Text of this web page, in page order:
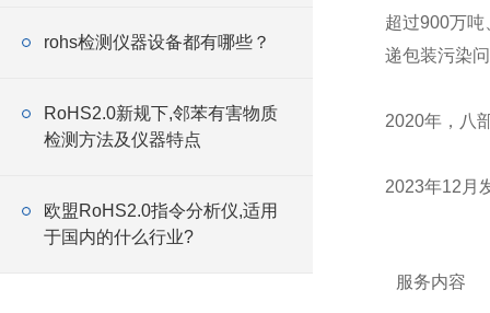
rohs检测仪器设备都有哪些？
RoHS2.0新规下,邻苯有害物质
检测方法及仪器特点
欧盟RoHS2.0指令分析仪,适用
于国内的什么行业?
超过900万
递包装污染
2020年，八
2023年12月
服务内容